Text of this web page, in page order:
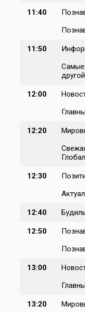
11:40
11:50
Самые
12:00
12:20
12:30
12:40
12:50
13:00
13:20